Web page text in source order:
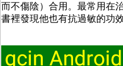
而不傷陰）合用。最常用在
書裡發現他也有抗過敏的功效